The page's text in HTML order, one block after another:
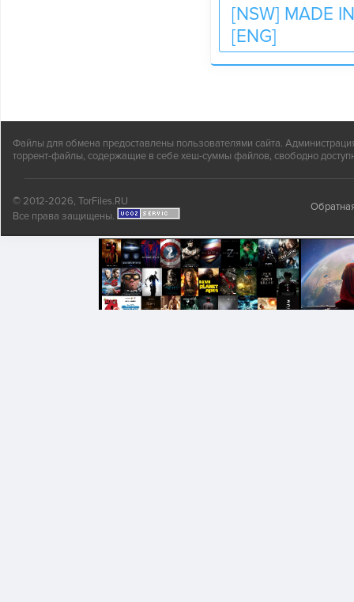
[NSW] MADE
[ENG]
Файлы для обмена предоставлены пользователями сайта.
торрент-файлы, содержащие в себе хеш-суммы файлов, свободно
© 2012-2026, TorFiles.RU
Все права защищены.